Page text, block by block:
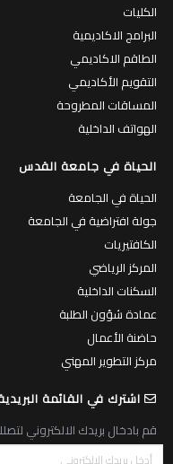
الكليات
البرامج الاكاديمية
الطاقم الاكاديمي
التقويم الأكاديمي
المساقات المطروحة
الهواتف الداخلية
الحياة في جامعة القدس
الحياة في الجامعة
جولة افتراضية في الجامعة
الكافتيريات
المركز الرياضي
السكنات الداخلية
عمادة شؤون الطلبة
حاضنة الأعمال
مركز التطوير المهني
اشترك في القائمة
قم بادخال بريدك الالكتروني